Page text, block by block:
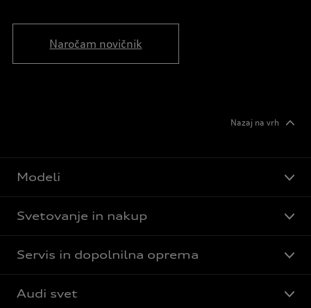
Naročam novičnik
Nazaj na vrh
Modeli
Svetovanje in nakup
Servis in dopolnilna oprema
Audi svet